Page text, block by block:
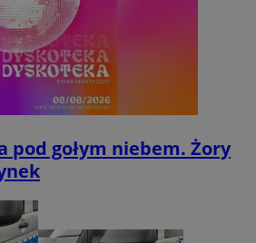
pod gołym niebem. Żory